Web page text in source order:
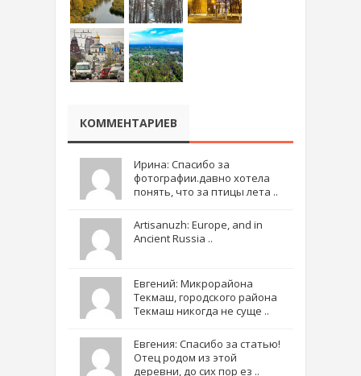
КОММЕНТАРИЕВ
Ирина: Спасибо за
фотографии.давно хотела
понять, что за птицы лета ..
Artisanuzh: Europe, and in
Ancient Russia ..
Евгений: Микрорайона
Текмаш, городского района
Текмаш никогда не суще ..
Евгения: Спасибо за статью!
Отец родом из этой
деревни, до сих пор ез ..